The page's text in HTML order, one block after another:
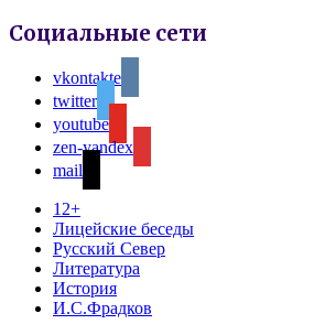
Социальные сети
vkontakte
twitter
youtube
zen-yandex
mail
12+
Лицейские беседы
Русский Север
Литература
История
И.С.Фрадков